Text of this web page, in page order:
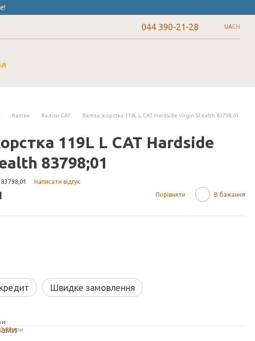
044 390-21-28 UAEN
Валізи Валізи CAT Валіза жорстка 119L L CAT Hardside Virgin Stealth 83798;01
119L L CAT Hardside
83798;01
Написати відгук
Порівняти В бажання
Швидке замовлення
грн